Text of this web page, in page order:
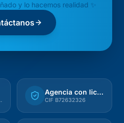
y lo hacemos realidad ✨
Agencia con licencia
CIF B72632326